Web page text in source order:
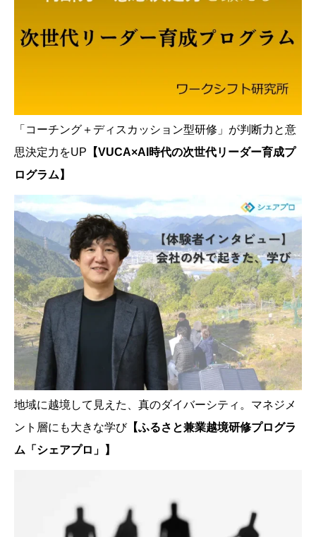
「コーチング＋ディスカッション型研修」が判断力と意
思決定力をUP 【VUCA×AI時代の次世代リーダー育成プ
ログラム】
地域に越境して見えた、真のダイバーシティ。マネジメ
ント層にも大きな学び【ふるさと兼業越境研修プログラ
ム「シェアプロ」】